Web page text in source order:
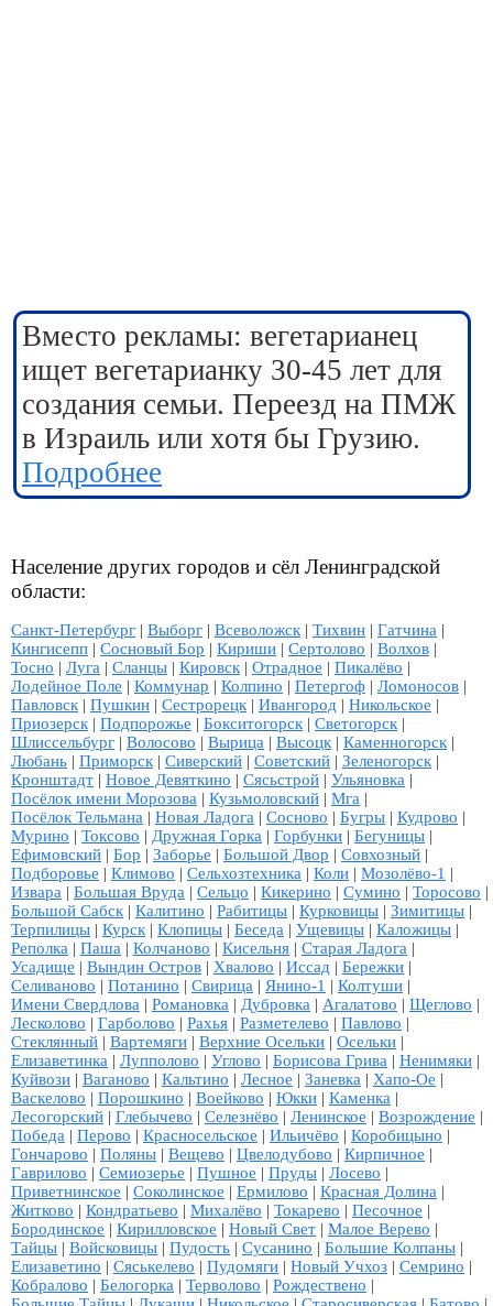
Вместо рекламы: вегетарианец
ищет вегетарианку 30-45 лет для
создания семьи. Переезд на ПМЖ
в Израиль или хотя бы Грузию.
Подробнее
Население других городов и сёл Ленинградской
области:
Санкт-Петербург | Выборг | Всеволожск | Тихвин | Гатчина |
Кингисепп | Сосновый Бор | Кириши | Сертолово | Волхов |
Тосно | Луга | Сланцы | Кировск | Отрадное | Пикалёво |
Лодейное Поле | Коммунар | Колпино | Петергоф | Ломоносов |
Павловск | Пушкин | Сестрорецк | Ивангород | Никольское |
Приозерск | Подпорожье | Бокситогорск | Светогорск |
Шлиссельбург | Волосово | Вырица | Высоцк | Каменногорск |
Любань | Приморск | Сиверский | Советский | Зеленогорск |
Кронштадт | Новое Девяткино | Сясьстрой | Ульяновка |
Посёлок имени Морозова | Кузьмоловский | Мга |
Посёлок Тельмана | Новая Ладога | Сосново | Бугры | Кудрово |
Мурино | Токсово | Дружная Горка | Горбунки | Бегуницы |
Ефимовский | Бор | Заборье | Большой Двор | Совхозный |
Подборовье | Климово | Сельхозтехника | Коли | Мозолёво-1 |
Извара | Большая Вруда | Сельцо | Кикерино | Сумино | Торосово |
Большой Сабск | Калитино | Рабитицы | Курковицы | Зимитицы |
Терпилицы | Курск | Клопицы | Беседа | Ущевицы | Каложицы |
Реполка | Паша | Колчаново | Кисельня | Старая Ладога |
Усадище | Вындин Остров | Хвалово | Иссад | Бережки |
Селиваново | Потанино | Свирица | Янино-1 | Колтуши |
Имени Свердлова | Романовка | Дубровка | Агалатово | Щеглово |
Лесколово | Гарболово | Рахья | Разметелево | Павлово |
Стеклянный | Вартемяги | Верхние Осельки | Осельки |
Елизаветинка | Лупполово | Углово | Борисова Грива | Ненимяки |
Куйвози | Ваганово | Кальтино | Лесное | Заневка | Хапо-Ое |
Васкелово | Порошкино | Воейково | Юкки | Каменка |
Лесогорский | Глебычево | Селезнёво | Ленинское | Возрождение |
Победа | Перово | Красносельское | Ильичёво | Коробицыно |
Гончарово | Поляны | Вещево | Цвелодубово | Кирпичное |
Гаврилово | Семиозерье | Пушное | Пруды | Лосево |
Приветнинское | Соколинское | Ермилово | Красная Долина |
Житково | Кондратьево | Михалёво | Токарево | Песочное |
Бородинское | Кирилловское | Новый Свет | Малое Верево |
Тайцы | Войсковицы | Пудость | Сусанино | Большие Колпаны |
Елизаветино | Сяськелево | Пудомяги | Новый Учхоз | Семрино |
Кобралово | Белогорка | Терволово | Рождествено |